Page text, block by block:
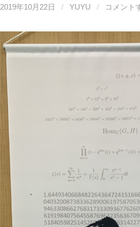
2019年10月22日 / YUYU / コメント